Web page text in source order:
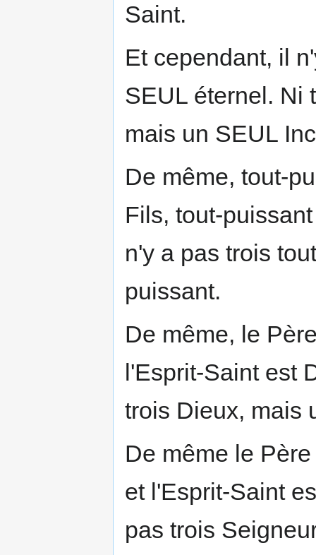
Saint.
Et cependant, il
SEUL éternel. Ni
mais un SEUL
De même, tout-
Fils, tout-
n'y a pas trois
puissant.
De même, le
l'Esprit-Saint est
trois Dieux, mais
De même le
et l'Esprit-Saint
pas trois